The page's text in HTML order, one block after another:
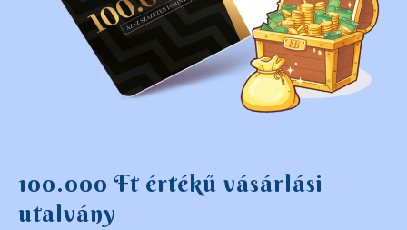
100.000 Ft értékű vásárlási
utalvány